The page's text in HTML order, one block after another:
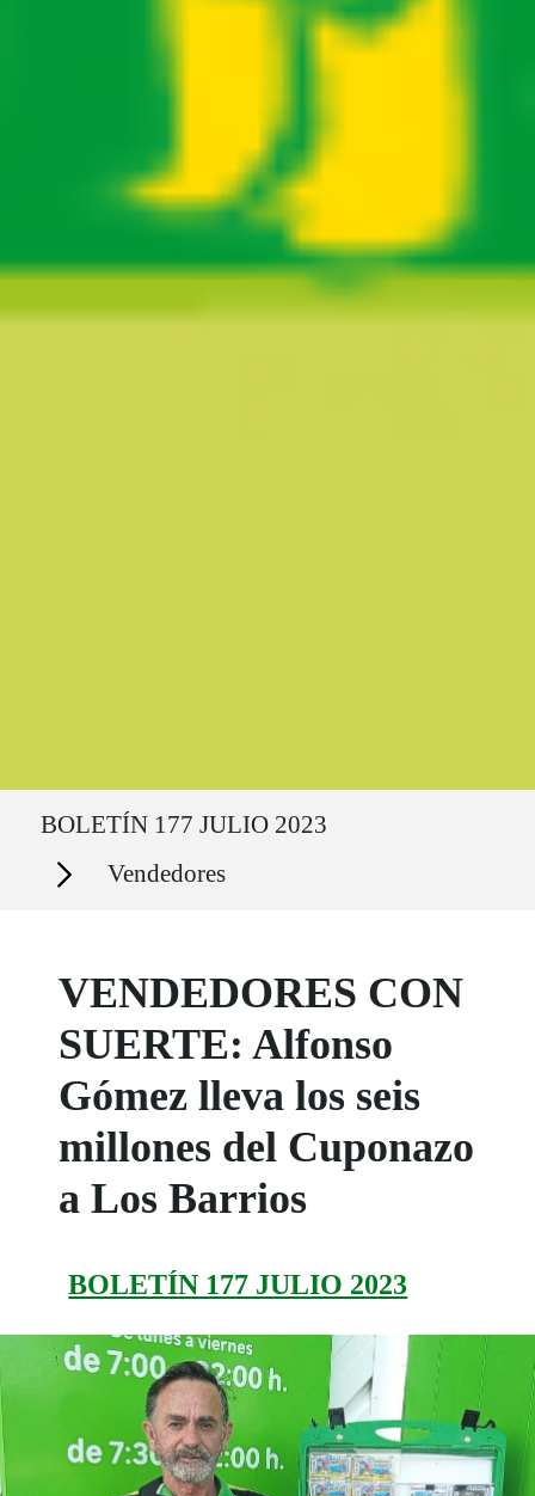
BOLETÍN 177 JULIO 2023
Secciones Vendedores
VENDEDORES CON
SUERTE: Alfonso
Gómez lleva los seis
millones del Cuponazo
a Los Barrios
BOLETÍN 177 JULIO 2023